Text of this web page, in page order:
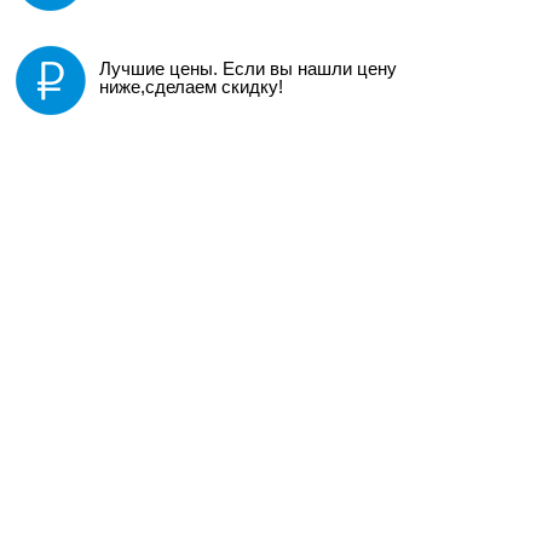
Лучшие цены. Если вы нашли цену
ниже,сделаем скидку!